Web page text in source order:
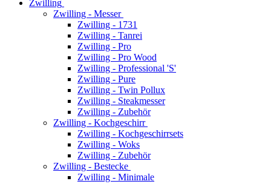
Zwilling
Zwilling - Messer
Zwilling - 1731
Zwilling - Tanrei
Zwilling - Pro
Zwilling - Pro Wood
Zwilling - Professional 'S'
Zwilling - Pure
Zwilling - Twin Pollux
Zwilling - Steakmesser
Zwilling - Zubehör
Zwilling - Kochgeschirr
Zwilling - Kochgeschirrsets
Zwilling - Woks
Zwilling - Zubehör
Zwilling - Bestecke
Zwilling - Minimale